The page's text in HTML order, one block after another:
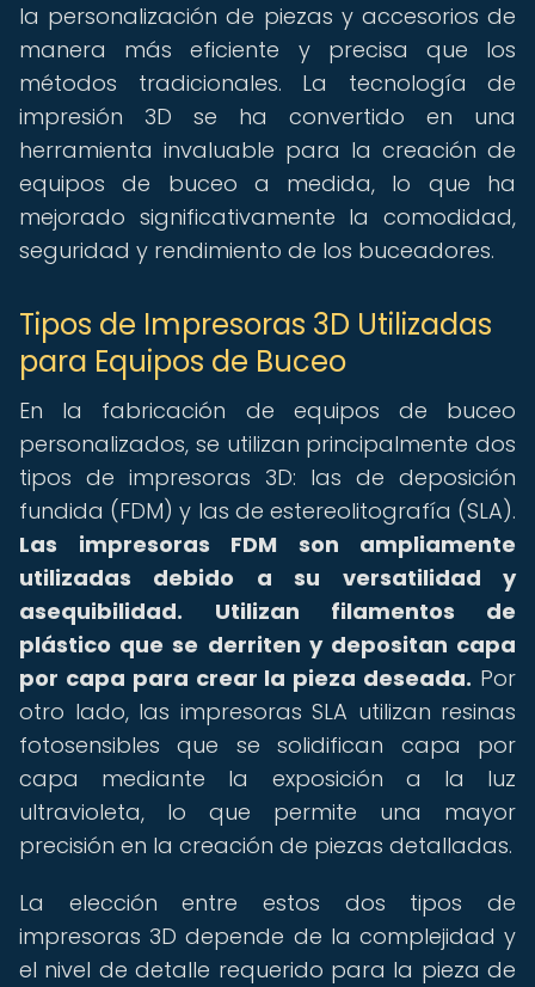
la personalización de piezas y accesorios de
manera más eficiente y precisa que los
métodos tradicionales. La tecnología de
impresión 3D se ha convertido en una
herramienta invaluable para la creación de
equipos de buceo a medida, lo que ha
mejorado significativamente la comodidad,
seguridad y rendimiento de los buceadores.
Tipos de Impresoras 3D Utilizadas
para Equipos de Buceo
En la fabricación de equipos de buceo
personalizados, se utilizan principalmente dos
tipos de impresoras 3D: las de deposición
fundida (FDM) y las de estereolitografía (SLA).
Las impresoras FDM son ampliamente
utilizadas debido a su versatilidad y
asequibilidad.
Utilizan filamentos de
plástico que se derriten y depositan capa
por capa para crear la pieza deseada. Por
otro lado, las impresoras SLA utilizan resinas
fotosensibles que se solidifican capa por
capa mediante la exposición a la luz
ultravioleta, lo que permite una mayor
precisión en la creación de piezas detalladas.
La elección entre estos dos tipos de
impresoras 3D depende de la complejidad y
el nivel de detalle requerido para la pieza de